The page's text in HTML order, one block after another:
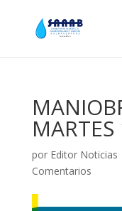
por Editor Noticias
Comentarios